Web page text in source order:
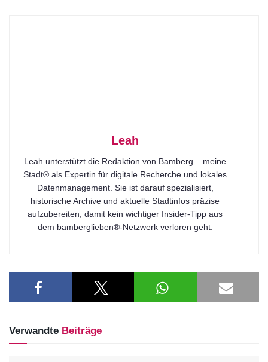
Leah
Leah unterstützt die Redaktion von Bamberg – meine
Stadt® als Expertin für digitale Recherche und lokales
Datenmanagement. Sie ist darauf spezialisiert,
historische Archive und aktuelle Stadtinfos präzise
aufzubereiten, damit kein wichtiger Insider-Tipp aus
dem bamberglieben®-Netzwerk verloren geht.
Verwandte Beiträge